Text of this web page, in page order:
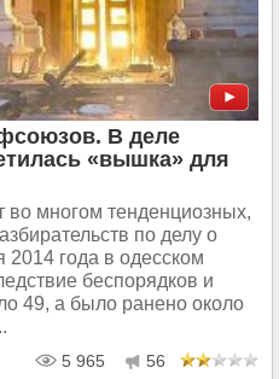
В деле
«вышка» для
во многом тенденциозных,
по делу о
2014 года в одесском
беспорядков и
49, а было ранено около
5 965 56